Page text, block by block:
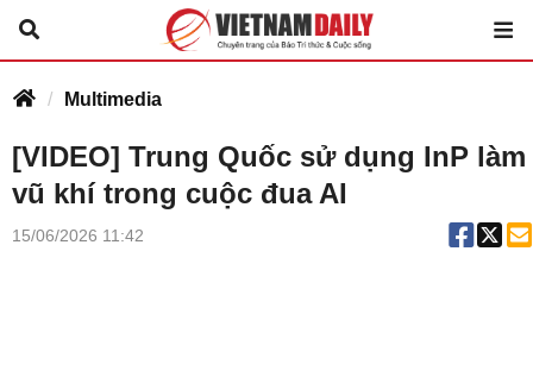
Multimedia
[VIDEO] Trung Quốc sử dụng InP làm
vũ khí trong cuộc đua AI
15/06/2026 11:42